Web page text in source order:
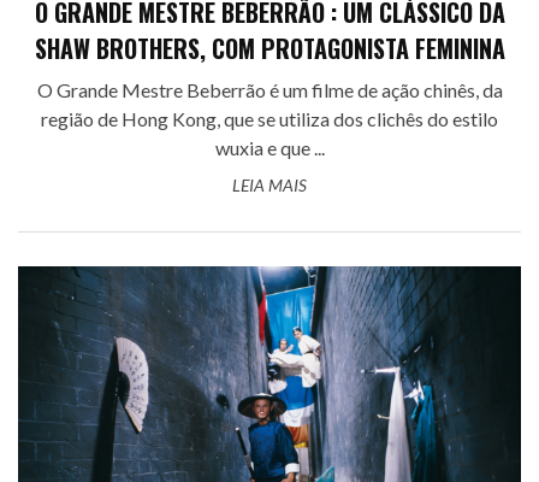
O GRANDE MESTRE BEBERRÃO : UM CLÁSSICO DA
SHAW BROTHERS, COM PROTAGONISTA FEMININA
O Grande Mestre Beberrão é um filme de ação chinês, da
região de Hong Kong, que se utiliza dos clichês do estilo
wuxia e que ...
LEIA MAIS